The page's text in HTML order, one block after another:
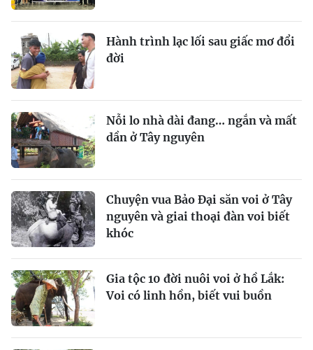
Hành trình lạc lối sau giấc mơ đổi
đời
Nỗi lo nhà dài đang… ngắn và mất
dần ở Tây nguyên
Chuyện vua Bảo Đại săn voi ở Tây
nguyên và giai thoại đàn voi biết
khóc
Gia tộc 10 đời nuôi voi ở hồ Lắk:
Voi có linh hồn, biết vui buồn